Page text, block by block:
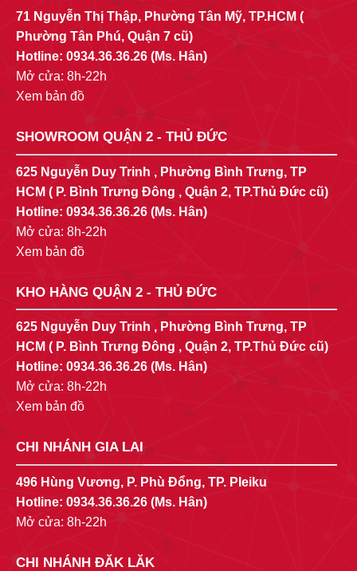
71 Nguyễn Thị Thập, Phường Tân Mỹ, TP.HCM (
Phường Tân Phú, Quận 7 cũ)
Hotline: 0934.36.36.26 (Ms. Hân)
Mở cửa: 8h-22h
Xem bản đồ
SHOWROOM QUẬN 2 - THỦ ĐỨC
625 Nguyễn Duy Trinh , Phường Bình Trưng, TP
HCM ( P. Bình Trưng Đông , Quận 2, TP.Thủ Đức cũ)
Hotline: 0934.36.36.26 (Ms. Hân)
Mở cửa: 8h-22h
Xem bản đồ
KHO HÀNG QUẬN 2 - THỦ ĐỨC
625 Nguyễn Duy Trinh , Phường Bình Trưng, TP
HCM ( P. Bình Trưng Đông , Quận 2, TP.Thủ Đức cũ)
Hotline: 0934.36.36.26 (Ms. Hân)
Mở cửa: 8h-22h
Xem bản đồ
CHI NHÁNH GIA LAI
496 Hùng Vương, P. Phù Đổng, TP. Pleiku
Hotline: 0934.36.36.26 (Ms. Hân)
Mở cửa: 8h-22h
CHI NHÁNH ĐĂK LĂK